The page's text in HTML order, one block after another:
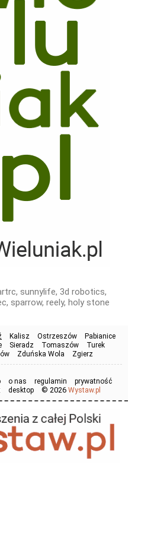
sunnylife, 3d robotics,
sparrow, reely, holy stone
Kalisz Ostrzeszów
Pabianice
Sieradz Tomaszów
Turek
Zduńska Wola Zgierz
o nas regulamin
prywatność
desktop © 2026 Wystaw.pl